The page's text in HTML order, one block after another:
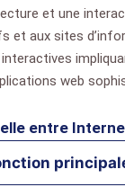
et une
aux sites
web
entre